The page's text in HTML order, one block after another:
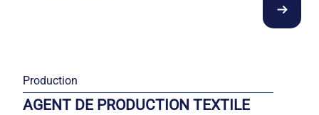
Production
AGENT DE PRODUCTION TEXTILE